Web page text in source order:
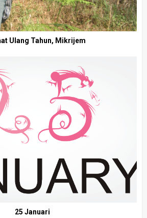
Ulang Tahun, Mikrijem
25 Januari